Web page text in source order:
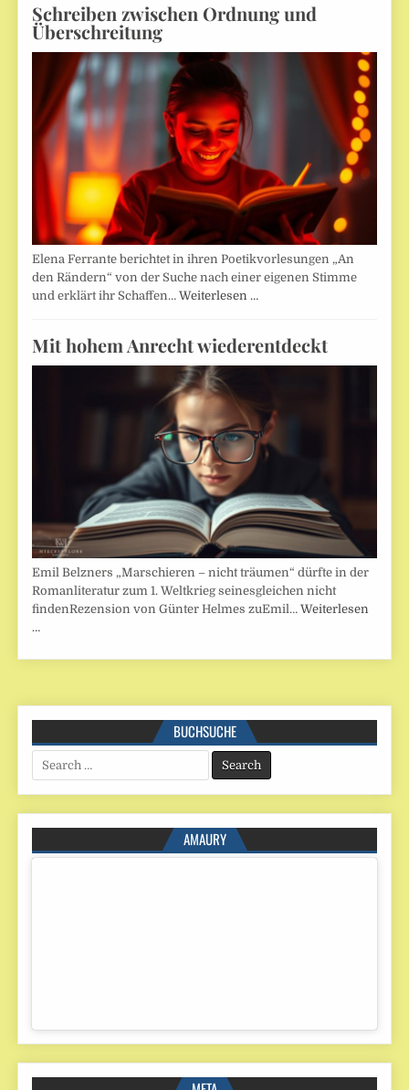
Schreiben zwischen Ordnung und
Überschreitung
Elena Ferrante berichtet in ihren Poetikvorlesungen „An
den Rändern“ von der Suche nach einer eigenen Stimme
und erklärt ihr Schaffen…Weiterlesen …
Mit hohem Anrecht wiederentdeckt
Emil Belzners „Marschieren – nicht träumen“ dürfte in der
Romanliteratur zum 1. Weltkrieg seinesgleichen nicht
findenRezension von Günter Helmes zuEmil…Weiterlesen
…
BUCHSUCHE
Search
for:
AMAURY